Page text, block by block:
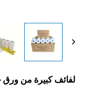
لفائف كبيرة من ورق